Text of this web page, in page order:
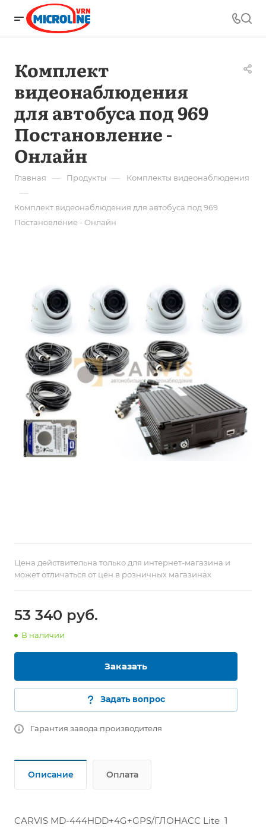
Комплект
видеонаблюдения
для автобуса под 969
Постановление -
Онлайн
Главная — Продукты — Комплекты видеонаблюдения
—
Комплект видеонаблюдения для автобуса под 969
Постановление - Онлайн
Цена действительна только для интернет-магазина и
может отличаться от цен в розничных магазинах
53 340 руб.
В наличии
Заказать
Задать вопрос
Гарантия завода производителя
Описание Оплата
CARVIS MD-444HDD+4G+GPS/ГЛОНАСС Lite 1